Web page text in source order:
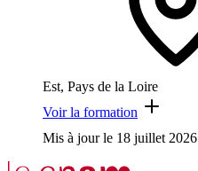
Est, Pays de la Loire
Voir la formation
Mis à jour le 18 juillet 2026